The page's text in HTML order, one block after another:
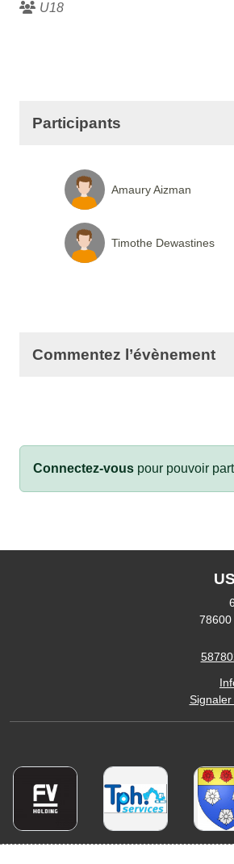
U18
Participants
Amaury Aizman
Timothe Dewastines
Commentez l’évènement
Connectez-vous pour pouvoir
78600